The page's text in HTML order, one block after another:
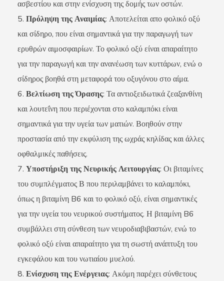
ασβεστίου και στην ενίσχυση της δομής των οστών.
Πρόληψη της Αναιμίας: Αποτελείται απο φολικό οξύ
και σίδηρο, που είναι σημαντικά για την παραγωγή των
ερυθρών αιμοσφαιρίων. Το φολικό οξύ είναι απαραίτητο
για την παραγωγή και την ανανέωση των κυττάρων, ενώ ο
σίδηρος βοηθά στη μεταφορά του οξυγόνου στο αίμα.
Βελτίωση της Όρασης: Τα αντιοξειδωτικά ζεαξανθίνη
και λουτεΐνη που περιέχονται στο καλαμπόκι είναι
σημαντικά για την υγεία των ματιών. Βοηθούν στην
προστασία από την εκφύλιση της ωχράς κηλίδας και άλλες
οφθαλμικές παθήσεις.
Υποστήριξη της Νευρικής Λειτουργίας: Οι βιταμίνες
του συμπλέγματος Β που περιλαμβάνει το καλαμπόκι,
όπως η βιταμίνη B6 και το φολικό οξύ, είναι σημαντικές
για την υγεία του νευρικού συστήματος. Η βιταμίνη B6
συμβάλλει στη σύνθεση των νευροδιαβιβαστών, ενώ το
φολικό οξύ είναι απαραίτητο για τη σωστή ανάπτυξη του
εγκεφάλου και του νωτιαίου μυελού.
Ενίσχυση της Ενέργειας: Ακόμη παρέχει σύνθετους